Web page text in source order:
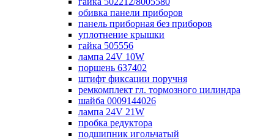
обивка панели приборов
панель приборная без приборов
уплотнение крышки
гайка 505556
лампа 24V 10W
поршень 637402
штифт фиксации поручня
ремкомплект гл. тормозного цилиндра
шайба 0009144026
лампа 24V 21W
пробка редуктора
подшипник игольчатый